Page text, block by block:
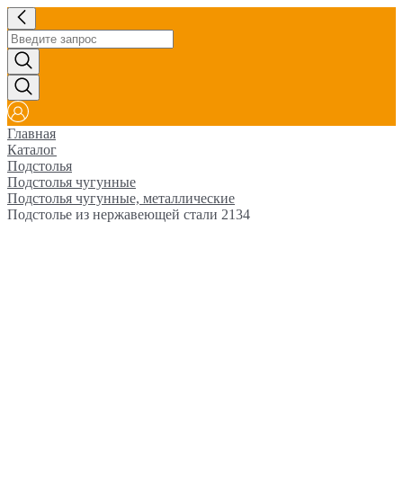
Главная
Каталог
Подстолья
Подстолья чугунные
Подстолья чугунные, металлические
Подстолье из нержавеющей стали 2134